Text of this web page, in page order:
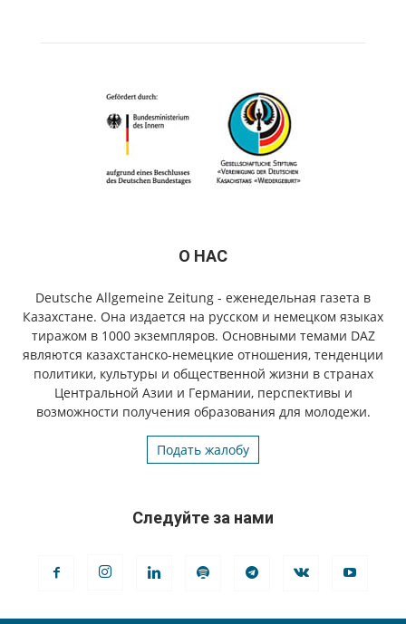
О НАС
Deutsche Allgemeine Zeitung - еженедельная газета в
Казахстане. Она издается на русском и немецком языках
тиражом в 1000 экземпляров. Основными темами DAZ
являются казахстанско-немецкие отношения, тенденции
политики, культуры и общественной жизни в странах
Центральной Азии и Германии, перспективы и
возможности получения образования для молодежи.
Подать жалобу
Следуйте за нами